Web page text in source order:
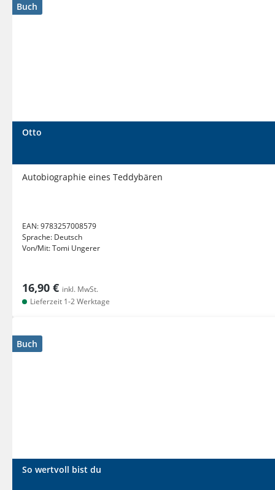
Buch
Otto
Autobiographie eines Teddybären
EAN:9783257008579
Sprache: Deutsch
Von/Mit:Tomi Ungerer
16,90 € inkl. MwSt.
Lieferzeit 1-2 Werktage
Buch
So wertvoll bist du